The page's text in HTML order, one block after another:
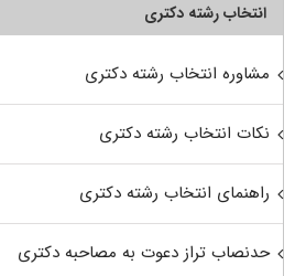
انتخاب رشته دکتری
مشاوره انتخاب رشته دکتری
نکات انتخاب رشته دکتری
راهنمای انتخاب رشته دکتری
حدنصاب تراز دعوت به مصاحبه دکتری